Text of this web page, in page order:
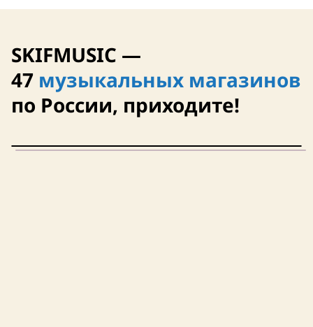
SKIFMUSIC —
47 музыкальных магазинов
по России, приходите!